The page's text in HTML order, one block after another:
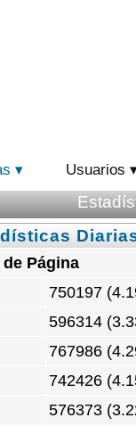
Usuarios
Página
750197
596314
767986
742426
576373